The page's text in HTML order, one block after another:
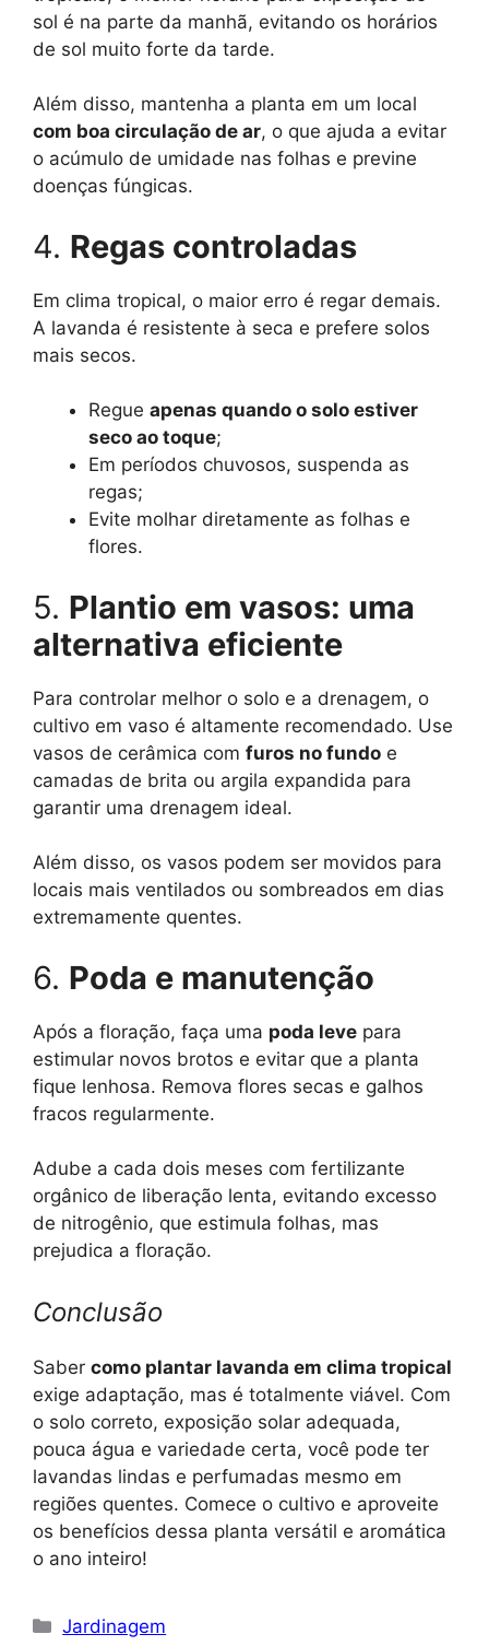
sol é na parte da manhã, evitando os horários
de sol muito forte da tarde.
Além disso, mantenha a planta em um local
com boa circulação de ar, o que ajuda a evitar
o acúmulo de umidade nas folhas e previne
doenças fúngicas.
4. Regas controladas
Em clima tropical, o maior erro é regar demais.
A lavanda é resistente à seca e prefere solos
mais secos.
Regue apenas quando o solo estiver
seco ao toque;
Em períodos chuvosos, suspenda as
regas;
Evite molhar diretamente as folhas e
flores.
5. Plantio em vasos: uma
alternativa eficiente
Para controlar melhor o solo e a drenagem, o
cultivo em vaso é altamente recomendado. Use
vasos de cerâmica com furos no fundo e
camadas de brita ou argila expandida para
garantir uma drenagem ideal.
Além disso, os vasos podem ser movidos para
locais mais ventilados ou sombreados em dias
extremamente quentes.
6. Poda e manutenção
Após a floração, faça uma poda leve para
estimular novos brotos e evitar que a planta
fique lenhosa. Remova flores secas e galhos
fracos regularmente.
Adube a cada dois meses com fertilizante
orgânico de liberação lenta, evitando excesso
de nitrogênio, que estimula folhas, mas
prejudica a floração.
Conclusão
Saber como plantar lavanda em clima tropical
exige adaptação, mas é totalmente viável. Com
o solo correto, exposição solar adequada,
pouca água e variedade certa, você pode ter
lavandas lindas e perfumadas mesmo em
regiões quentes. Comece o cultivo e aproveite
os benefícios dessa planta versátil e aromática
o ano inteiro!
Categorias
Jardinagem